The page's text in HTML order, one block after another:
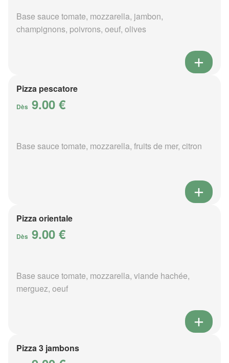
Base sauce tomate, mozzarella, jambon,
champignons, poivrons, oeuf, olives
Pizza pescatore
Dès 9.00 €
Base sauce tomate, mozzarella, fruits de mer, citron
Pizza orientale
Dès 9.00 €
Base sauce tomate, mozzarella, viande hachée,
merguez, oeuf
Pizza 3 jambons